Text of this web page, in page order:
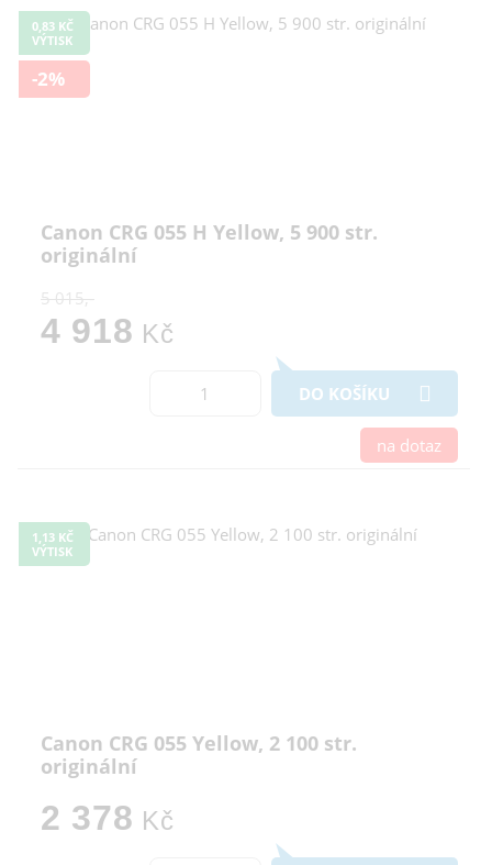
0,83 KČ
VÝTISK
-2%
Canon CRG 055 H Yellow, 5 900 str.
originální
5 015,-
4 918 Kč
DO KOŠÍKU
na dotaz
1,13 KČ
VÝTISK
Canon CRG 055 Yellow, 2 100 str.
originální
2 378 Kč